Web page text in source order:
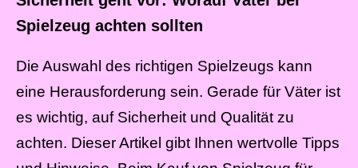
Spielzeug achten sollten
Die Auswahl des richtigen Spielzeugs kann
eine Herausforderung sein. Gerade für Väter ist
es wichtig, auf Sicherheit und Qualität zu
achten. Dieser Artikel gibt Ihnen wertvolle Tipps